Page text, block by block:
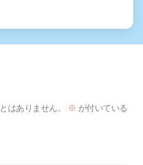
はありません。 ※ が付いている